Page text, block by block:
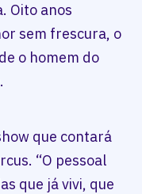
Oito anos
sem frescura, o
o homem do
que contará
“O pessoal
que já vivi, que